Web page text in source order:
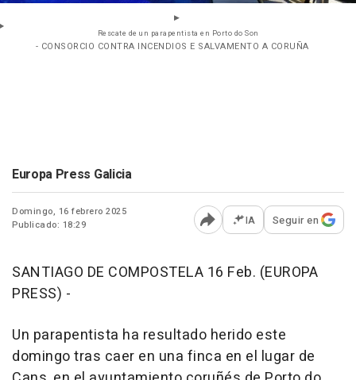
Rescate de un parapentista en Porto do Son
- CONSORCIO CONTRA INCENDIOS E SALVAMENTO A CORUÑA
Europa Press Galicia
Domingo, 16 febrero 2025
Publicado: 18:29
Abrir opciones para
IA Seguir en
SANTIAGO DE COMPOSTELA 16 Feb. (EUROPA
PRESS) -
Un parapentista ha resultado herido este
domingo tras caer en una finca en el lugar de